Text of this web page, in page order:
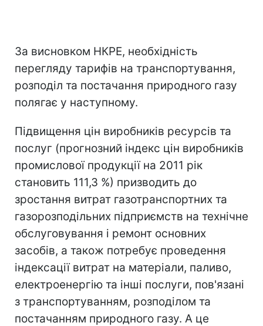
За висновком НКРЕ, необхідність
перегляду тарифів на транспортування,
розподіл та постачання природного газу
полягає у наступному.
Підвищення цін виробників ресурсів та
послуг (прогнозний індекс цін виробників
промислової продукції на 2011 рік
становить 111,3 %) призводить до
зростання витрат газотранспортних та
газорозподільних підприємств на технічне
обслуговування і ремонт основних
засобів, а також потребує проведення
індексації витрат на матеріали, паливо,
електроенергію та інші послуги, пов'язані
з транспортуванням, розподілом та
постачанням природного газу. А це